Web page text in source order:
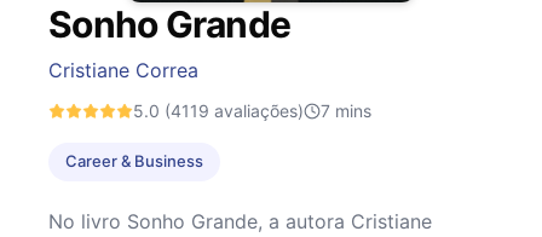
Sonho Grande
Cristiane Correa
5.0 (4119 avaliações) 7 mins
Career & Business
No livro Sonho Grande, a autora Cristiane